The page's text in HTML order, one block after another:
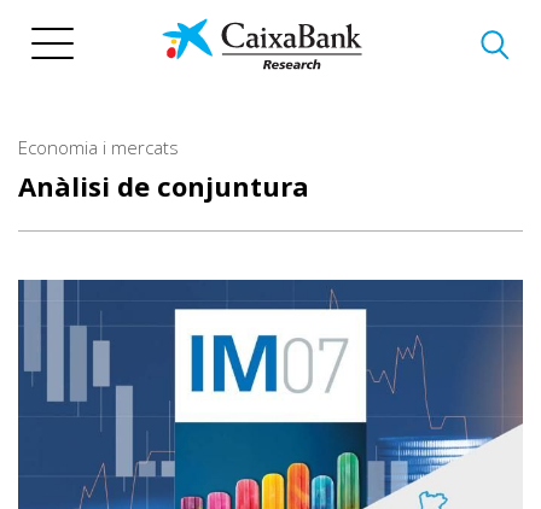
Economia i mercats
Anàlisi de conjuntura